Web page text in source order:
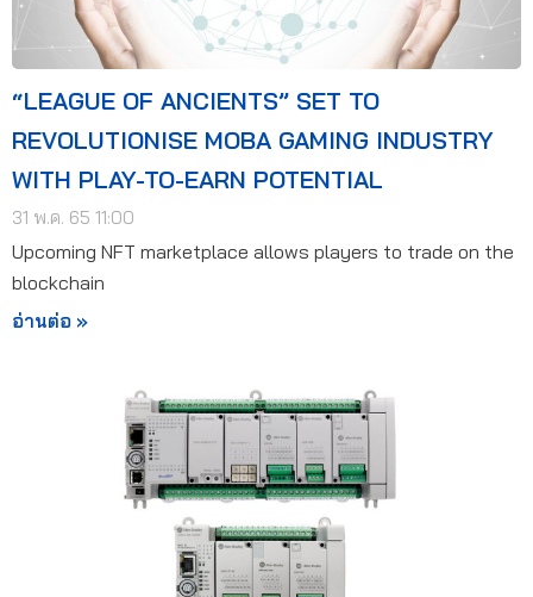
“LEAGUE OF ANCIENTS” SET TO
REVOLUTIONISE MOBA GAMING INDUSTRY
WITH PLAY-TO-EARN POTENTIAL
31 พ.ค. 65 11:00
Upcoming NFT marketplace allows players to trade on the
blockchain
อ่านต่อ »